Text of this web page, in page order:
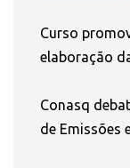
Curso
elaboração
Conasq
de Emissões